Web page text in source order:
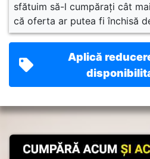
sfătuim să-l cumpărați cât
că oferta ar putea fi închisă
Aplică